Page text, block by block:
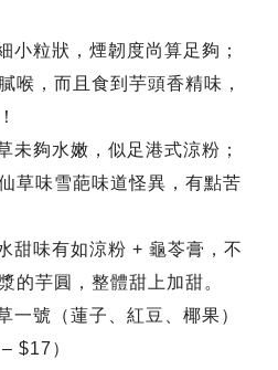
小粒狀，煙韌度尚算足夠；
喉，而且食到芋頭香精味，
未夠水嫩，似足港式涼粉；
草味雪葩味道怪異，有點苦
甜味有如涼粉 + 龜苓膏，不
的芋圓，整體甜上加甜。
一號（蓮子、紅豆、椰果）
$17）